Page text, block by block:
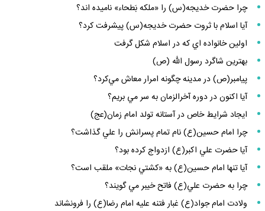
چرا حضرت خديجه(س) را «ملكه بَطحاء» ناميده اند؟
آيا اسلام با ثروت حضرت خديجه(س) پيشرفت كرد؟
اولين خانواده اي كه در اسلام شكل گرفت
بهترين شاگرد رسول الله (ص)
پيامبر(ص) در مدينه چگونه امرار معاش مي‌كرد؟
آيا اكنون در دوره آخرالزمان به سر مي بريم؟
ايجاد شرايط خاص در آستانه تولد امام زمان(عج)
چرا امام حسين(ع) نام تمام پسرانش را علي گذاشت؟
آيا حضرت علي اكبر(ع) ازدواج كرده بود؟
آيا تنها امام حسين(ع) به «كشتي نجات» ملقب است؟
چرا به حضرت علي(ع) فاتح خيبر مي گويند؟
ولادت امام جواد(ع) غبار فتنه عليه امام رضا(ع) را فرونشاند